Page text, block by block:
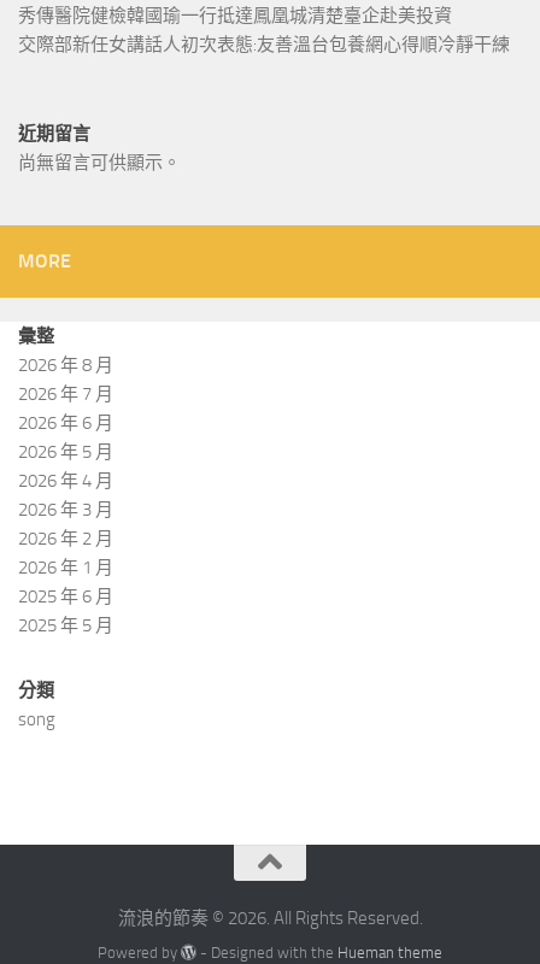
秀傳醫院健檢韓國瑜一行抵達鳳凰城清楚臺企赴美投資
交際部新任女講話人初次表態:友善溫台包養網心得順冷靜干練
近期留言
尚無留言可供顯示。
MORE
彙整
2026 年 8 月
2026 年 7 月
2026 年 6 月
2026 年 5 月
2026 年 4 月
2026 年 3 月
2026 年 2 月
2026 年 1 月
2025 年 6 月
2025 年 5 月
分類
song
流浪的節奏 © 2026. All Rights Reserved.
Powered by - Designed with the Hueman theme